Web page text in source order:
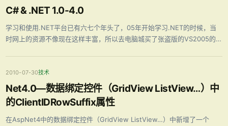
C# & .NET 1.0-4.0
学习和使用.NET平台已有六七个年头了，05年开始学习.NET的时候，当
时网上的资源不像现在这样丰富，所以去电脑城买了张盗版的VS2005的光
2010-07-30技术
Net4.0—数据绑定控件（GridView ListView…）中
的ClientIDRowSuffix属性
在AspNet4中的数据绑定控件（GridView ListView…）中新增了一个